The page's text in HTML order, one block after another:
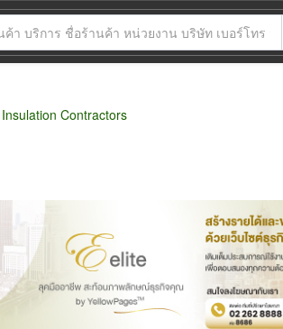
Contractors
นจัดจำหน่าย ผู้ส่งออก/นำเข้า ธุรกิจบริการ